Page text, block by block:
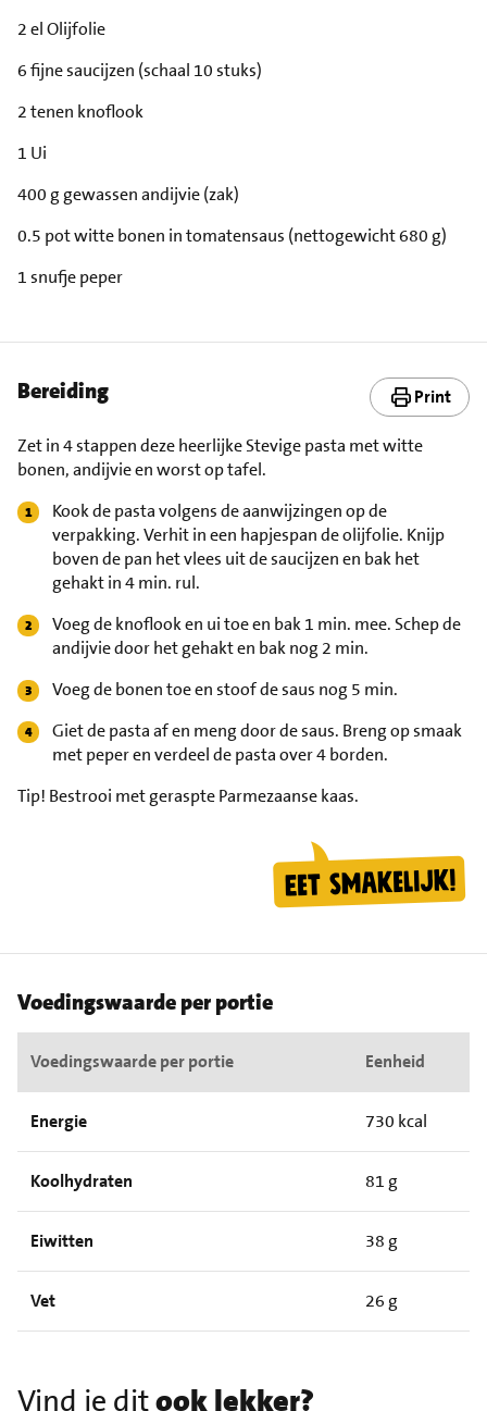
2 el Olijfolie
6 fijne saucijzen (schaal 10 stuks)
2 tenen knoflook
1 Ui
400 g gewassen andijvie (zak)
0.5 pot witte bonen in tomatensaus (nettogewicht 680 g)
1 snufje peper
Bereiding Print
Zet in 4 stappen deze heerlijke Stevige pasta met witte
bonen, andijvie en worst op tafel.
Kook de pasta volgens de aanwijzingen op de
verpakking. Verhit in een hapjespan de olijfolie. Knijp
boven de pan het vlees uit de saucijzen en bak het
gehakt in 4 min. rul.
Voeg de knoflook en ui toe en bak 1 min. mee. Schep de
andijvie door het gehakt en bak nog 2 min.
Voeg de bonen toe en stoof de saus nog 5 min.
Giet de pasta af en meng door de saus. Breng op smaak
met peper en verdeel de pasta over 4 borden.
Tip! Bestrooi met geraspte Parmezaanse kaas.
Voedingswaarde per portie
Voedingswaarde per portie Eenheid
Energie 730 kcal
Koolhydraten 81 g
Eiwitten 38 g
Vet 26 g
Vind je ditook lekker?